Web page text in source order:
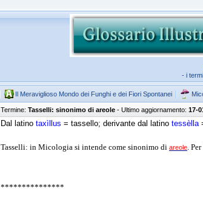
- i
Il Meraviglioso Mondo dei Funghi e dei Fiori Spontanei
Termine: Tasselli: sinonimo di areole - Ultimo aggiornamento: 17-
Dal latino taxìllus = tassello; derivante dal latino tessèlla
Tasselli: in Micologia si intende come sinonimo di areole.
***************